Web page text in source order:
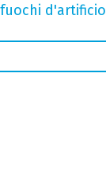
d'artificio